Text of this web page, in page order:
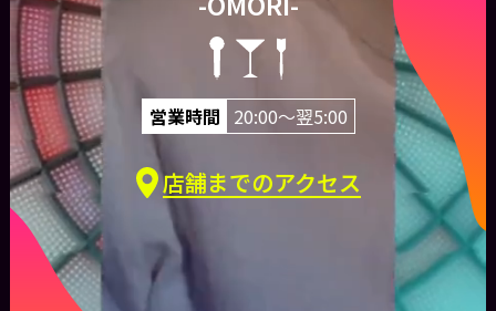
営業時間 20:00〜翌5:00
店舗までのアクセス